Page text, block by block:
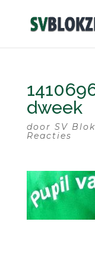
dweek
door SV
Reacties